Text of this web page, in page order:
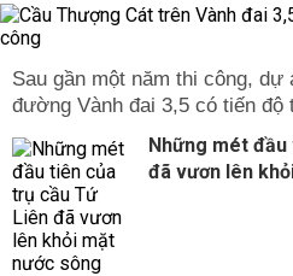
Sau gần một năm thi công,
đường Vành đai 3,5 có tiến độ
Những mét
đã vươn lên